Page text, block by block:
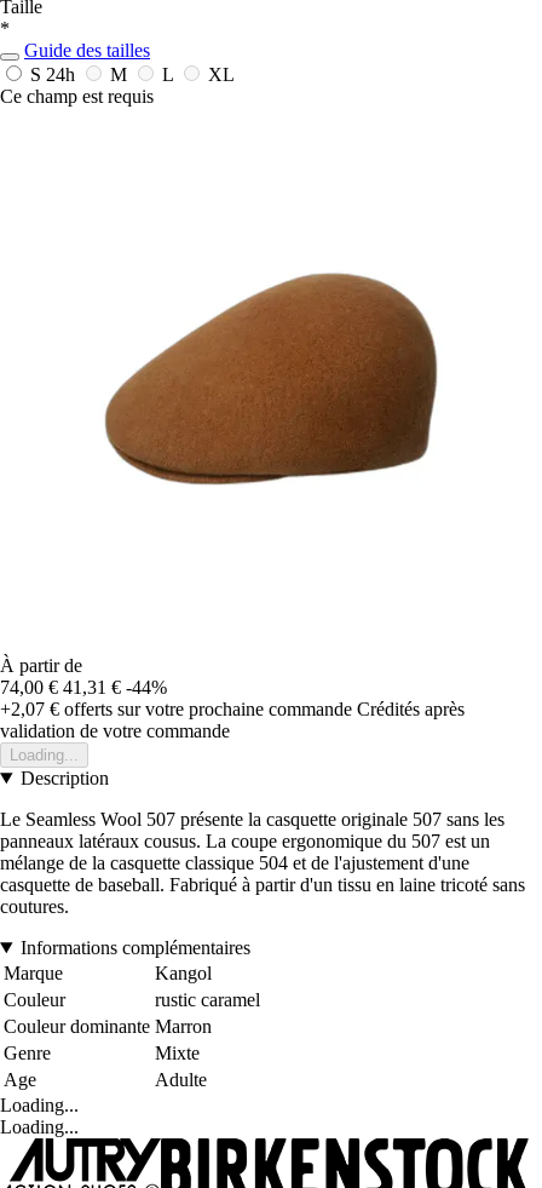
Taille
*
Guide des tailles
S 24h M L
XL
Ce champ est requis
À partir de
74,00 € 41,31 € -44%
+2,07 € offerts sur votre prochaine commande Crédités après
validation de votre commande
Loading...
Description
Le Seamless Wool 507 présente la casquette originale 507 sans les
panneaux latéraux cousus. La coupe ergonomique du 507 est un
mélange de la casquette classique 504 et de l'ajustement d'une
casquette de baseball. Fabriqué à partir d'un tissu en laine tricoté sans
coutures.
Informations complémentaires
Marque
Kangol
Couleur
rustic caramel
Couleur dominante Marron
Genre
Mixte
Age
Adulte
Loading...
Loading...